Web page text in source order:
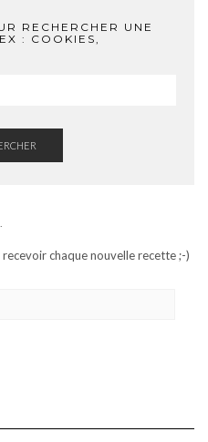
RECHERCHER UNE
: COOKIES,
chaque nouvelle recette ;-)